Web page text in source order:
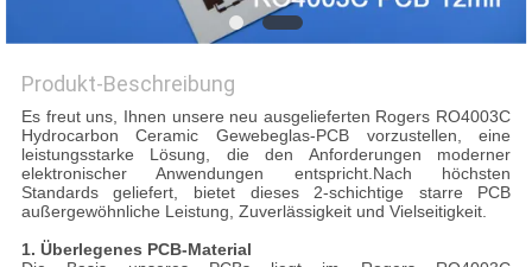
NEUIGKEITEN
FÄLLE
SITEMAP
DATENSCHUTZRICHTLINIE
Produkt-Beschreibung
Es freut uns, Ihnen unsere neu ausgelieferten Rogers RO4003C
Hydrocarbon Ceramic Gewebeglas-PCB vorzustellen, eine
leistungsstarke Lösung, die den Anforderungen moderner
elektronischer Anwendungen entspricht.Nach höchsten
Standards geliefert, bietet dieses 2-schichtige starre PCB
außergewöhnliche Leistung, Zuverlässigkeit und Vielseitigkeit.
1. Überlegenes PCB-Material